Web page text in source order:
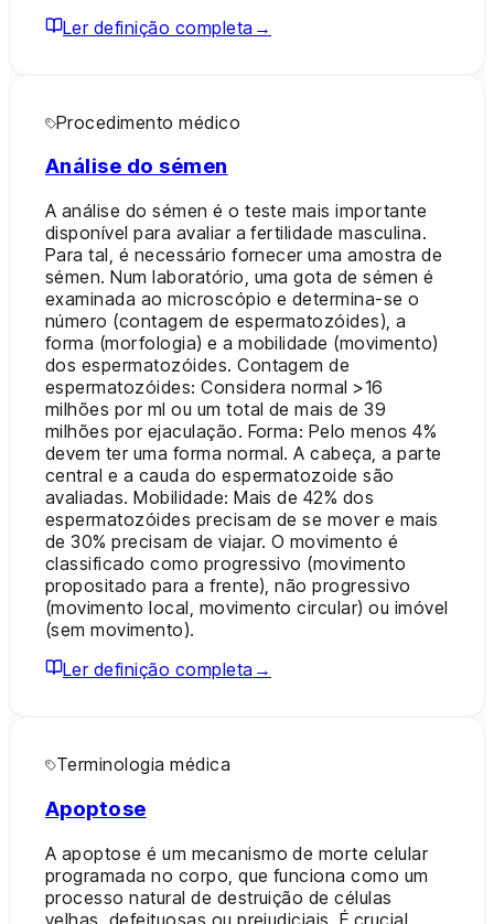
Ler definição completa →
Procedimento médico
Análise do sémen
A análise do sémen é o teste mais importante
disponível para avaliar a fertilidade masculina.
Para tal, é necessário fornecer uma amostra de
sémen. Num laboratório, uma gota de sémen é
examinada ao microscópio e determina-se o
número (contagem de espermatozóides), a
forma (morfologia) e a mobilidade (movimento)
dos espermatozóides. Contagem de
espermatozóides: Considera normal >16
milhões por ml ou um total de mais de 39
milhões por ejaculação. Forma: Pelo menos 4%
devem ter uma forma normal. A cabeça, a parte
central e a cauda do espermatozoide são
avaliadas. Mobilidade: Mais de 42% dos
espermatozóides precisam de se mover e mais
de 30% precisam de viajar. O movimento é
classificado como progressivo (movimento
propositado para a frente), não progressivo
(movimento local, movimento circular) ou imóvel
(sem movimento).
Ler definição completa →
Terminologia médica
Apoptose
A apoptose é um mecanismo de morte celular
programada no corpo, que funciona como um
processo natural de destruição de células
velhas, defeituosas ou prejudiciais. É crucial